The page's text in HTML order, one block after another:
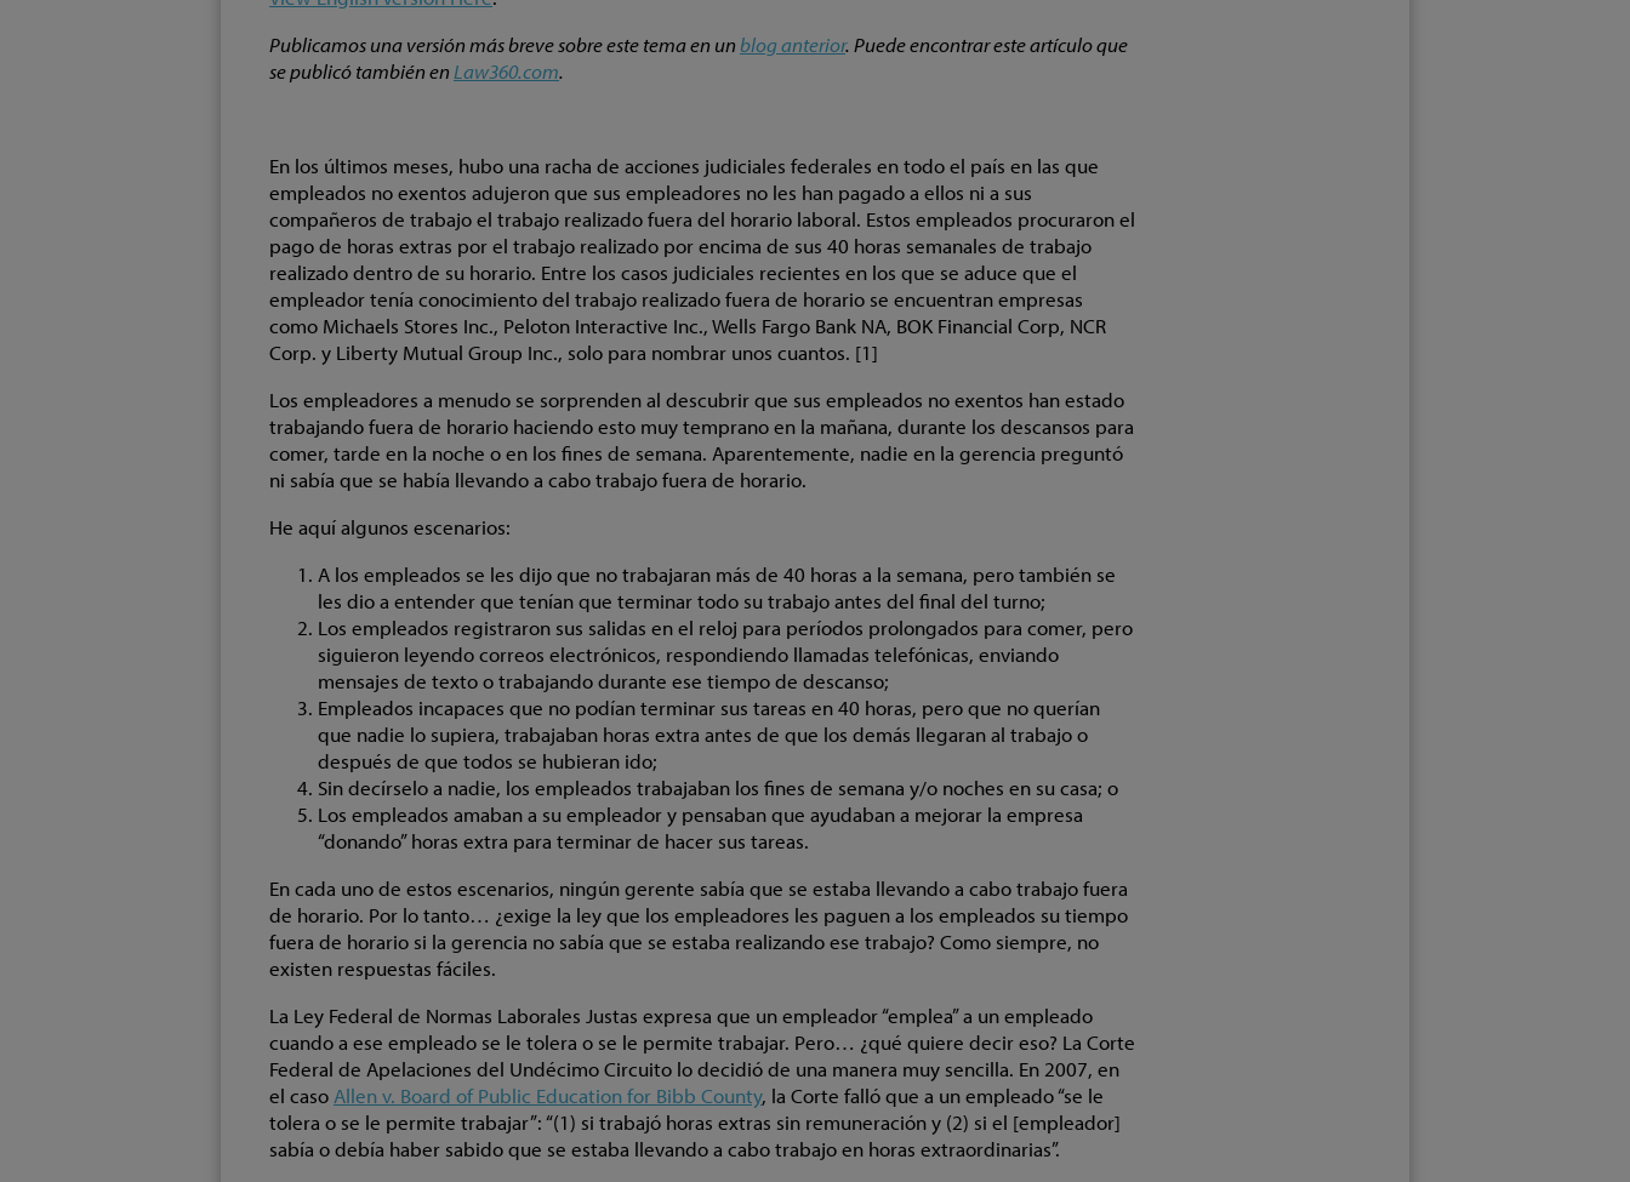
Publicamos una versión más breve sobre este tema en un blog anterior. Puede encontrar este artículo que
se publicó también enLaw360.com.
En los últimos meses, hubo una racha de acciones judiciales federales en todo el país en las que
empleados no exentos adujeron que sus empleadores no les han pagado a ellos ni a sus
compañeros de trabajo el trabajo realizado fuera del horario laboral. Estos empleados procuraron el
pago de horas extras por el trabajo realizado por encima de sus 40 horas semanales de trabajo
realizado dentro de su horario. Entre los casos judiciales recientes en los que se aduce que el
empleador tenía conocimiento del trabajo realizado fuera de horario se encuentran empresas
como Michaels Stores Inc., Peloton Interactive Inc., Wells Fargo Bank NA, BOK Financial Corp, NCR
Corp. y Liberty Mutual Group Inc., solo para nombrar unos cuantos. [1]
Los empleadores a menudo se sorprenden al descubrir que sus empleados no exentos han estado
trabajando fuera de horario haciendo esto muy temprano en la mañana, durante los descansos para
comer, tarde en la noche o en los fines de semana. Aparentemente, nadie en la gerencia preguntó
ni sabía que se había llevando a cabo trabajo fuera de horario.
He aquí algunos escenarios:
A los empleados se les dijo que no trabajaran más de 40 horas a la semana, pero también se
les dio a entender que tenían que terminar todo su trabajo antes del final del turno;
Los empleados registraron sus salidas en el reloj para períodos prolongados para comer, pero
siguieron leyendo correos electrónicos, respondiendo llamadas telefónicas, enviando
mensajes de texto o trabajando durante ese tiempo de descanso;
Empleados incapaces que no podían terminar sus tareas en 40 horas, pero que no querían
que nadie lo supiera, trabajaban horas extra antes de que los demás llegaran al trabajo o
después de que todos se hubieran ido;
Sin decírselo a nadie, los empleados trabajaban los fines de semana y/o noches en su casa; o
Los empleados amaban a su empleador y pensaban que ayudaban a mejorar la empresa
“donando” horas extra para terminar de hacer sus tareas.
En cada uno de estos escenarios, ningún gerente sabía que se estaba llevando a cabo trabajo fuera
de horario. Por lo tanto… ¿exige la ley que los empleadores les paguen a los empleados su tiempo
fuera de horario si la gerencia no sabía que se estaba realizando ese trabajo? Como siempre, no
existen respuestas fáciles.
La Ley Federal de Normas Laborales Justas expresa que un empleador “emplea” a un empleado
cuando a ese empleado se le tolera o se le permite trabajar. Pero… ¿qué quiere decir eso? La Corte
Federal de Apelaciones del Undécimo Circuito lo decidió de una manera muy sencilla. En 2007, en
el casoAllen v. Board of Public Education for Bibb County, la Corte falló que a un empleado “se le
tolera o se le permite trabajar”: “(1) si trabajó horas extras sin remuneración y (2) si el [empleador]
sabía o debía haber sabido que se estaba llevando a cabo trabajo en horas extraordinarias”.